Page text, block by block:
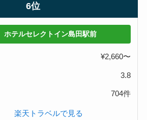
6位
ホテルセレクトイン島田駅前
¥2,660〜
3.8
704件
楽天トラベルで見る